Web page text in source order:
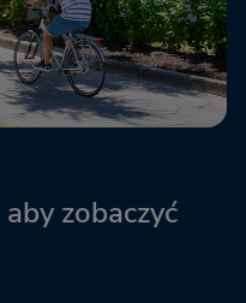
zobaczyć